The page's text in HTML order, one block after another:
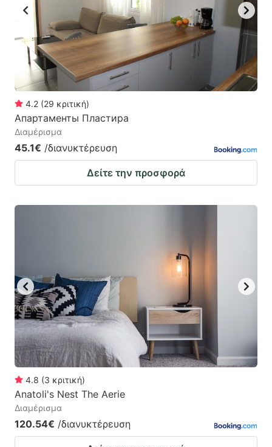
4.2 (29 κριτική)
Апартаменты Пластира
Διαμέρισμα
45.1€ /διανυκτέρευση
Δείτε την προσφορά
4.8 (3 κριτική)
Anatoli's Nest The Aerie
Διαμέρισμα
120.54€ /διανυκτέρευση